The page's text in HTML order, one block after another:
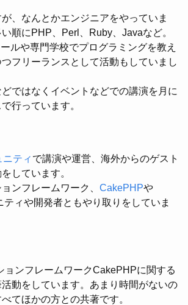
、なんとかエンジニアをやっていま
順にPHP、Perl、Ruby、Javaなど。
ルや専門学校でプログラミングを教え
フリーランスとして活動もしていまし
ではなくイベントなどでの講演を月に
行っています。
ティ で講演や運営、海外からのゲスト
しています。
ンフレームワーク、 CakePHPや
ティや開発者ともやり取りをしていま
ョンフレームワークCakePHPに関する
動をしています。あまり時間がないの
てほかの方との共著です。